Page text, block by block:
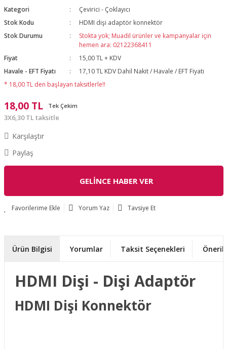
Kategori
Çevirici - Çoklayıcı
Stok Kodu
HDMI dişi adaptör konnektör
Stok Durumu
Stokta yok; Muadil ürünler ve kampanyalar için
hemen ara: 02122368411
Fiyat
15,00 TL + KDV
Havale - EFT Fiyatı
17,10 TL KDV Dahil Nakit / Havale / EFT Fiyatı
* 18,00 TL den başlayan taksitlerle!!
18,00 TL Tek Çekim
3X6,30 TL taksitle
Karşılaştır
Paylaş
GELİNCE HABER VER
Yorum Yaz Tavsiye Et
Ürün Bilgisi Yorumlar Taksit Seçenekleri
HDMI Dişi - Dişi Adaptör
HDMI Dişi Konnektör